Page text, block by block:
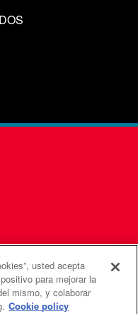
es una agencia de la
Unida
usted acepta
para mejorar la
mismo, y colaborar
Cookie policy